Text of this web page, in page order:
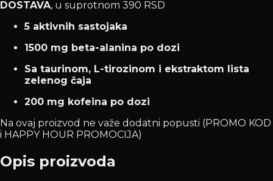
DOSTAVA, u suprotnom 390 RSD
5 aktivnih sastojaka
1500 mg beta-alanina po dozi
Sa taurinom, L-tirozinom i ekstraktom lista
zelenog čaja
200 mg kofeina po dozi
Na ovaj proizvod ne važe dodatni popusti (PROMO KOD
i HAPPY HOUR PROMOCIJA)
Opis proizvoda